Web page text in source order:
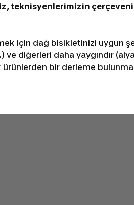
teknisyenlerimizin
için dağ bisikletinizi uygun
diğerleri daha yaygındır
ürünlerden bir derleme